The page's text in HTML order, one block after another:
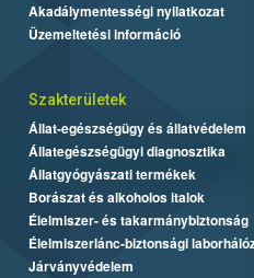
Akadálymentességi nyilatkozat
Üzemeltetési információ
Szakterületek
Állat-egészségügy és állatvédelem
Állategészségügyi diagnosztika
Állatgyógyászati termékek
Borászat és alkoholos italok
Élelmiszer- és takarmánybiztonság
Élelmiszerlánc-biztonsági
Járványvédelem